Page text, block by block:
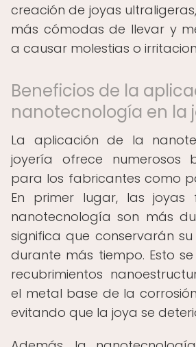
creación de joyas
más cómodas de llevar y
a causar molestias o
Beneficios de la
nanotecnología en la
La aplicación de la
joyería ofrece numerosos
para los fabricantes como
En primer lugar, las joyas
nanotecnología son más
significa que conservarán
durante más tiempo. Esto
recubrimientos
el metal base de la
evitando que la joya se